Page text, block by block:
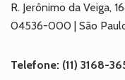
R. Jerônimo da Veiga,
04536-000 | São
Telefone: (11) 3168-